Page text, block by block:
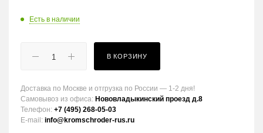
Есть в наличии
В КОРЗИНУ
Доставка по Москве и отгрузка по России — 1-2 дня!
Самовывоз из офиса: Нововладыкинский проезд д.8
Телефон: +7 (495) 268-05-03
E-mail: info@kromschroder-rus.ru